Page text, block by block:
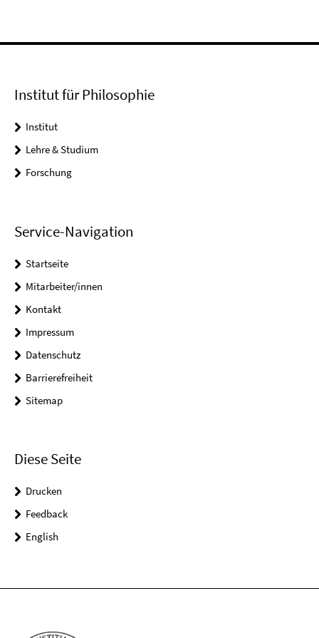
Institut für Philosophie
Institut
Lehre & Studium
Forschung
Service-Navigation
Startseite
Mitarbeiter/innen
Kontakt
Impressum
Datenschutz
Barrierefreiheit
Sitemap
Diese Seite
Drucken
Feedback
English